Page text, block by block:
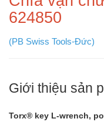
624850
(PB Swiss Tools-Đức)
Giới thiệu sản
Torx® key L-wrench,